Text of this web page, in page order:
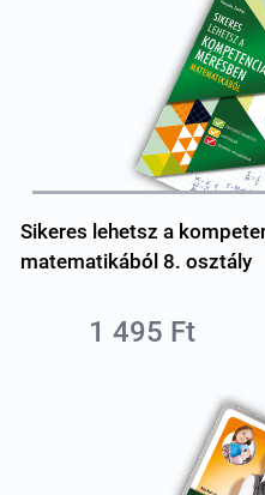
Sikeres lehetsz a
matematikából 8. osztály
1 495 Ft